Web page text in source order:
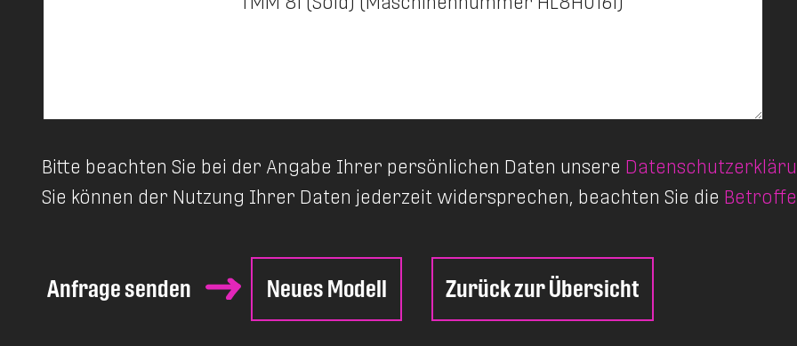
Bitte beachten Sie bei der Angabe Ihrer persönlichen Daten unsere
Sie können der Nutzung Ihrer Daten jederzeit widersprechen, beachten Sie die
Anfrage senden Neues Modell Zurück zur Übersicht